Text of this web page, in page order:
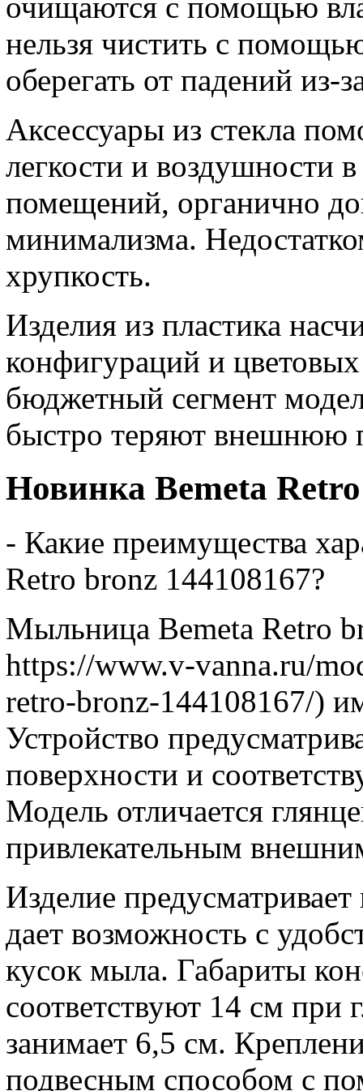
нельзя чистить с
оберегать от падений
Аксессуары из стекла
легкости и воздушности
помещений, органично
минимализма.
хрупкость.
Изделия из пластика
конфигураций и
бюджетный сегмент
быстро теряют внешнюю
Новинка Bemeta
- Какие преимущества
Retro bronz 144108167?
Мыльница Bemeta Retro
https://www.v-vanna.ru/
retro-bronz-144108167/)
Устройство
поверхности и
Модель отличается
привлекательным
Изделие
дает возможность с
кусок мыла. Габариты
соответствуют 14 см при
занимает 6,5 см.
подвесным способом с